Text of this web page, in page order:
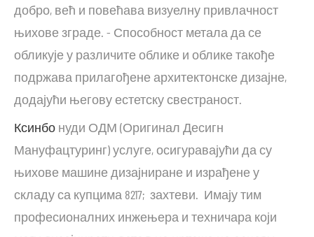
добро, већ и повећава визуелну привлачност
њихове зграде. - Способност метала да се
обликује у различите облике и облике такође
подржава прилагођене архитектонске дизајне,
додајући његову естетску свестраност.
Ксинбо нуди ОДМ (Оригинал Десигн
Мануфацтуринг) услуге, осигуравајући да су
њихове машине дизајниране и израђене у
складу са купцима 8217; захтеви. Имају тим
професионалних инжењера и техничара који